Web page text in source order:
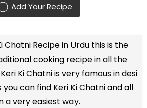
Add Your Recipe
Chatni Recipe in Urdu this is the
cooking recipe in all the
Ki Chatni is very famous in desi
you can find Keri Ki Chatni and all
a very easiest way.